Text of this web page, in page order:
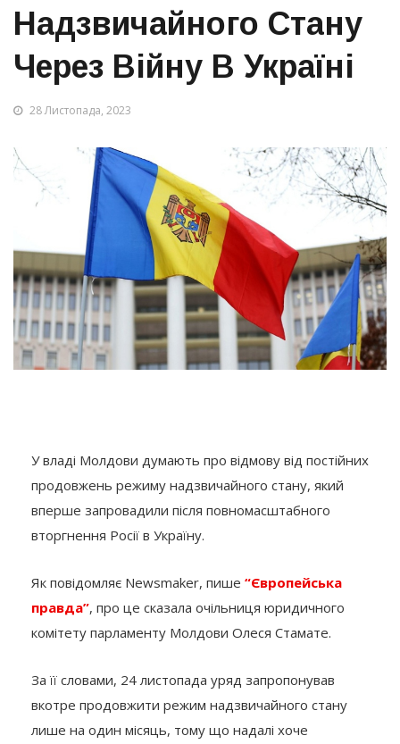
Надзвичайного Стану
Через Війну В Україні
28 Листопада, 2023
У владі Молдови думають про відмову від постійних
продовжень режиму надзвичайного стану, який
вперше запровадили після повномасштабного
вторгнення Росії в Україну.
Як повідомляє Newsmaker, пише “Європейська
правда”, про це сказала очільниця юридичного
комітету парламенту Молдови Олеся Стамате.
За її словами, 24 листопада уряд запропонував
вкотре продовжити режим надзвичайного стану
лише на один місяць, тому що надалі хоче